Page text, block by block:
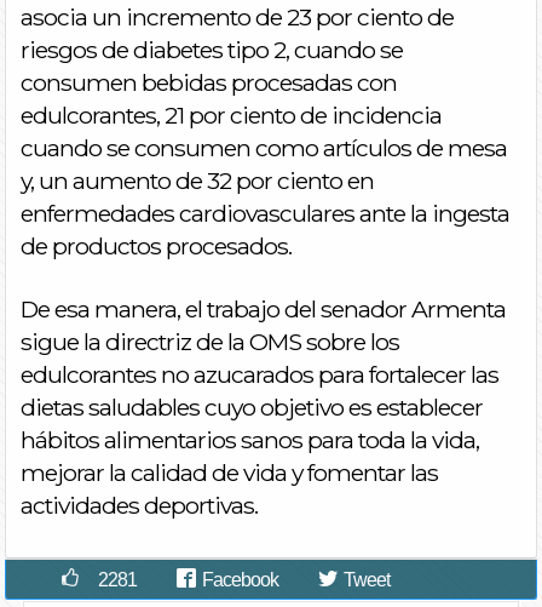
asocia un incremento de 23 por ciento de
riesgos de diabetes tipo 2, cuando se
consumen bebidas procesadas con
edulcorantes, 21 por ciento de incidencia
cuando se consumen como artículos de mesa
y, un aumento de 32 por ciento en
enfermedades cardiovasculares ante la ingesta
de productos procesados.
De esa manera, el trabajo del senador Armenta
sigue la directriz de la OMS sobre los
edulcorantes no azucarados para fortalecer las
dietas saludables cuyo objetivo es establecer
hábitos alimentarios sanos para toda la vida,
mejorar la calidad de vida y fomentar las
actividades deportivas.
2281 Facebook Tweet